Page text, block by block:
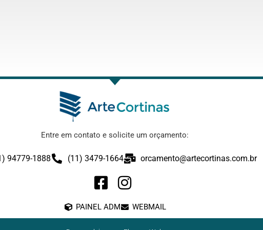
Entre em contato e solicite um orçamento:
94779-1888 (11) 3479-1664 orcamento@artecortinas.com.br
PAINEL ADM WEBMAIL